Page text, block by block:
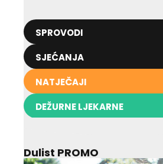
SPROVODI
SJEĆANJA
NATJEČAJI
DEŽURNE LJEKARNE
Dulist PROMO